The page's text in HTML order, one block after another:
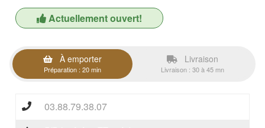
Actuellement ouvert!
À emporter
Préparation : 20 min
Livraison
Livraison : 30 à 45 mn
03.88.79.38.07